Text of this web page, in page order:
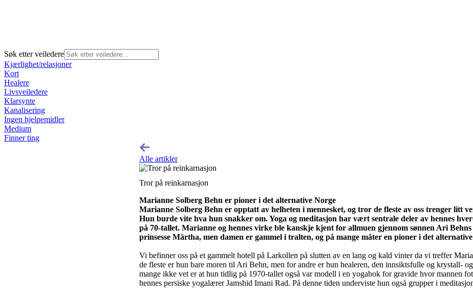
Søk etter veiledere
Kjærlighet/relasjoner
Kort
Healere
Livsveiledere
Klarsynte
Kanalisering
Ingen hjelpemidler
Medium
Finner ting
Alle artikler
Tror på reinkarnasjon
Marianne Solberg Behn er pioner i det alternative Norge
Marianne Solberg Behn er opptatt av helheten i mennesket, og tror de fleste av oss trenger litt
Hun burde vite hva hun snakker om. Yoga og meditasjon har vært sentrale deler av hennes
på 70-tallet. Marianne og hennes virke ble kanskje kjent for allmuen gjennom sønnen Ari Behns
prinsesse Märtha, men damen er gammel i tralten, og på mange måter en pioner i det
Vi befinner oss på et gammelt hotell på Larkollen på slutten av en lang og kald vinter da vi treffer
de fleste er hun bare moren til Ari Behn, men for andre er hun healeren, den innsiktsfulle og krystall-
mange ikke vet er at hun tidlig på 1970-tallet også var modell i en yogabok for gravide hvor mannen
hennes persiske yogalærer Jamshid Imani Rad. På denne tiden underviste hun også grupper i